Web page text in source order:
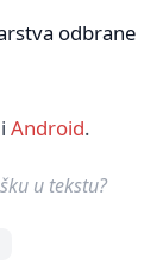
odbrane
Android.
u tekstu?